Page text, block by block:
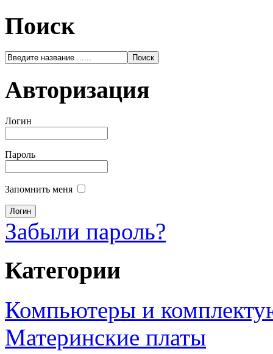
Поиск
Авторизация
Логин
Пароль
Запомнить меня
Забыли пароль?
Категории
Компьютеры и
Материнские платы